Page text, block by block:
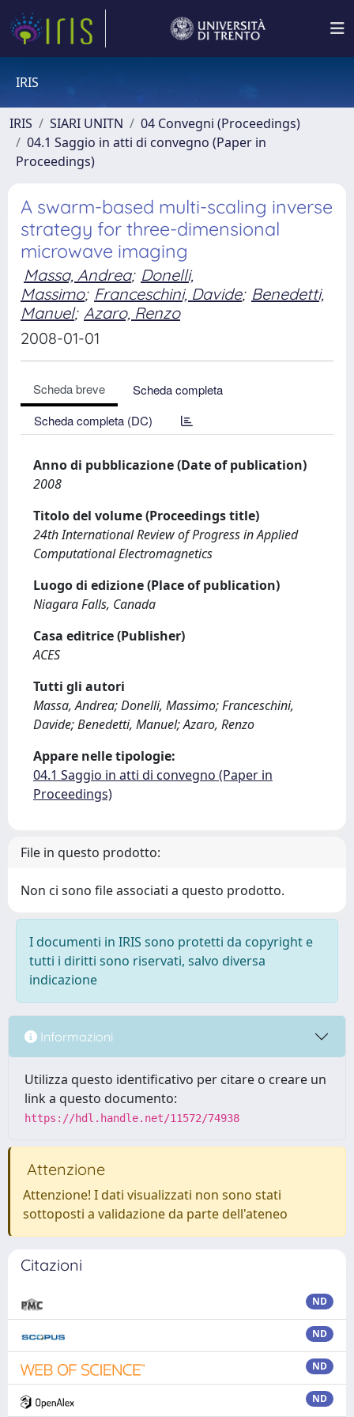
IRIS
IRIS SIARI UNITN
04 Convegni (Proceedings)
04.1 Saggio in atti di convegno (Paper in
Proceedings)
A swarm-based multi-scaling inverse
strategy for three-dimensional
microwave imaging
Massa, Andrea; Donelli,
Massimo; Franceschini, Davide; Benedetti,
Manuel; Azaro, Renzo
2008-01-01
Scheda breve
Scheda completa
Scheda completa (DC)
Anno di pubblicazione (Date of publication)
2008
Titolo del volume (Proceedings title)
24th International Review of Progress in Applied
Computational Electromagnetics
Luogo di edizione (Place of publication)
Niagara Falls, Canada
Casa editrice (Publisher)
ACES
Tutti gli autori
Massa, Andrea; Donelli, Massimo; Franceschini,
Davide; Benedetti, Manuel; Azaro, Renzo
Appare nelle tipologie:
04.1 Saggio in atti di convegno (Paper in
Proceedings)
File in questo prodotto:
Non ci sono file associati a questo prodotto.
I documenti in IRIS sono protetti da copyright e
tutti i diritti sono riservati, salvo diversa
indicazione
Informazioni
Utilizza questo identificativo per citare o creare un
link a questo documento:
https://hdl.handle.net/11572/74938
Attenzione
Attenzione! I dati visualizzati non sono stati
sottoposti a validazione da parte dell'ateneo
Citazioni
ND
ND
ND
ND